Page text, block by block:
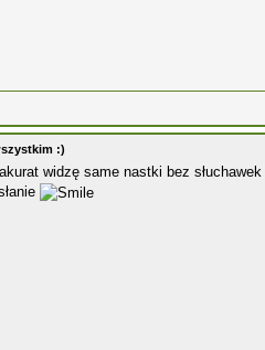
:)
widzę same nastki bez